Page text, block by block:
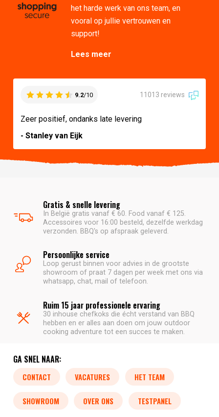
het harde werk van ons team, en
vooral op jullie vertrouwen en
support!
Lees meer
9.2/10 11013 reviews
Zeer positief, ondanks late levering
- Stanley van Eijk
Gratis & snelle levering
In België gratis vanaf € 60. Food vanaf € 125.
Accessoires voor 16:00 besteld, dezelfde werkdag
verzonden. BBQ's op afspraak geleverd.
Persoonlijke service
Loop gerust binnen voor advies in de grootste
showroom of praat 7 dagen per week met ons via
whatsapp, chat, mail of telefoon.
Ruim 15 jaar professionele ervaring
30 inhouse chefkoks die écht verstand van BBQ
hebben en er alles aan doen om jouw outdoor
cooking adventure tot een succes te maken.
GA SNEL NAAR:
CONTACT VACATURES HET TEAM
SHOWROOM OVER ONS TESTPANEL